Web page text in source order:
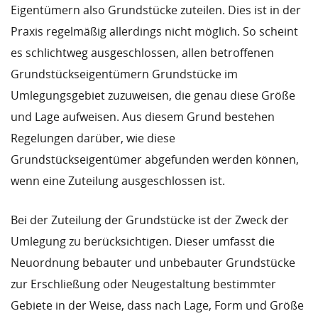
Eigentümern also Grundstücke zuteilen. Dies ist in der
Praxis regelmäßig allerdings nicht möglich. So scheint
es schlichtweg ausgeschlossen, allen betroffenen
Grundstückseigentümern Grundstücke im
Umlegungsgebiet zuzuweisen, die genau diese Größe
und Lage aufweisen. Aus diesem Grund bestehen
Regelungen darüber, wie diese
Grundstückseigentümer abgefunden werden können,
wenn eine Zuteilung ausgeschlossen ist.
Bei der Zuteilung der Grundstücke ist der Zweck der
Umlegung zu berücksichtigen. Dieser umfasst die
Neuordnung bebauter und unbebauter Grundstücke
zur Erschließung oder Neugestaltung bestimmter
Gebiete in der Weise, dass nach Lage, Form und Größe